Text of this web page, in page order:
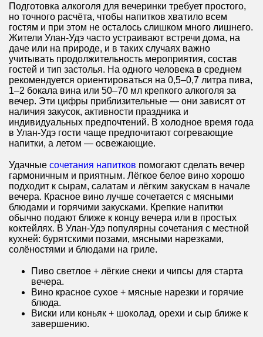
Подготовка алкоголя для вечеринки требует простого,
но точного расчёта, чтобы напитков хватило всем
гостям и при этом не осталось слишком много лишнего.
Жители Улан-Удэ часто устраивают встречи дома, на
даче или на природе, и в таких случаях важно
учитывать продолжительность мероприятия, состав
гостей и тип застолья. На одного человека в среднем
рекомендуется ориентироваться на 0,5–0,7 литра пива,
1–2 бокала вина или 50–70 мл крепкого алкоголя за
вечер. Эти цифры приблизительные — они зависят от
наличия закусок, активности праздника и
индивидуальных предпочтений. В холодное время года
в Улан-Удэ гости чаще предпочитают согревающие
напитки, а летом — освежающие.
Удачные сочетания напитков помогают сделать вечер
гармоничным и приятным. Лёгкое белое вино хорошо
подходит к сырам, салатам и лёгким закускам в начале
вечера. Красное вино лучше сочетается с мясными
блюдами и горячими закусками. Крепкие напитки
обычно подают ближе к концу вечера или в простых
коктейлях. В Улан-Удэ популярны сочетания с местной
кухней: бурятскими позами, мясными нарезками,
солёностями и блюдами на гриле.
Пиво светлое + лёгкие снеки и чипсы для старта
вечера.
Вино красное сухое + мясные нарезки и горячие
блюда.
Виски или коньяк + шоколад, орехи и сыр ближе к
завершению.